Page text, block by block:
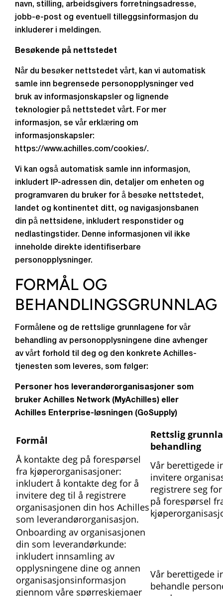
navn, stilling, arbeidsgivers forretningsadresse,
jobb-e-post og eventuell tilleggsinformasjon du
inkluderer i meldingen.
Besøkende på nettstedet
Når du besøker nettstedet vårt, kan vi automatisk
samle inn begrensede personopplysninger ved
bruk av informasjonskapsler og lignende
teknologier på nettstedet vårt. For mer
informasjon, se vår erklæring om
informasjonskapsler:
https://www.achilles.com/cookies/.
Vi kan også automatisk samle inn informasjon,
inkludert IP-adressen din, detaljer om enheten og
programvaren du bruker for å besøke nettstedet,
landet og kontinentet ditt, og navigasjonsbanen
din på nettsidene, inkludert responstider og
nedlastingstider. Denne informasjonen vil ikke
inneholde direkte identifiserbare
personopplysninger.
FORMÅL OG
BEHANDLINGSGRUNNLAG
Formålene og de rettslige grunnlagene for vår
behandling av personopplysningene dine avhenger
av vårt forhold til deg og den konkrete Achilles-
tjenesten som leveres, som følger:
Personer hos leverandørorganisasjoner som
bruker Achilles Network (MyAchilles) eller
Achilles Enterprise-løsningen (GoSupply)
Formål
Rettslig
behandling
Å kontakte deg på forespørsel
fra kjøperorganisasjoner:
inkludert å kontakte deg for å
invitere deg til å registrere
organisasjonen din hos Achilles
som leverandørorganisasjon.
Vår berettigede
invitere
registrere seg
på forespørsel
Onboarding av organisasjonen
din som leverandørkunde:
inkludert innsamling av
opplysningene dine og annen
organisasjonsinformasjon
gjennom våre spørreskjemaer
Vår berettigede
behandle